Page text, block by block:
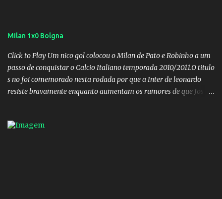
Milan 1x0 Bolgna
Click to Play Um nico gol colocou o Milan de Pato e Robinho a um
passo de conquistar o Calcio Italiano temporada 2010/2011.O titulo
s no foi comemorado nesta rodada por que a Inter de leonardo
resiste bravamente enquanto aumentam os rumores de que Jos
definido e tem o Milan como virtual campeao. ;